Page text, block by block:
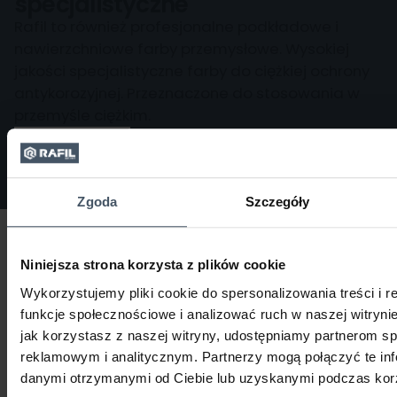
Zgoda Szczegóły
Niniejsza strona korzysta z plików cookie
Wykorzystujemy pliki cookie do spersonalizowania treści i
funkcje społecznościowe i analizować ruch w naszej
jak korzystasz z naszej witryny, udostępniamy partnerom
reklamowym i analitycznym. Partnerzy mogą połączyć te
danymi otrzymanymi od Ciebie lub uzyskanymi podczas
Szczegóły
Szukasz dodatkowej wiedzy?
Zapoznaj się z naszymi artykułami.